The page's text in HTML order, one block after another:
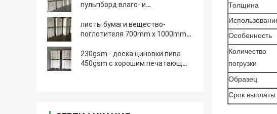
пульпборд влаго- и
листы бумаги вещество-
поглотителя 700mm x 1000mm
плоскую поверхность
230gsm - доска циновки пива
450gsm с хорошим печатающ
Толщина
Особенность
Количество
погрузки
Образец
Срок выплаты